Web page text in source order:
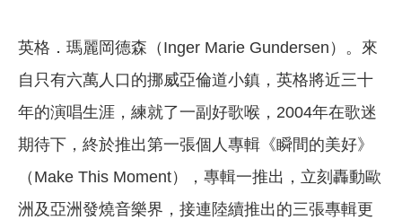
英格．瑪麗岡德森（Inger Marie Gundersen）。來
自只有六萬人口的挪威亞倫道小鎮，英格將近三十
年的演唱生涯，練就了一副好歌喉，2004年在歌迷
期待下，終於推出第一張個人專輯《瞬間的美好》
（Make This Moment），專輯一推出，立刻轟動歐
洲及亞洲發燒音樂界，接連陸續推出的三張專輯更